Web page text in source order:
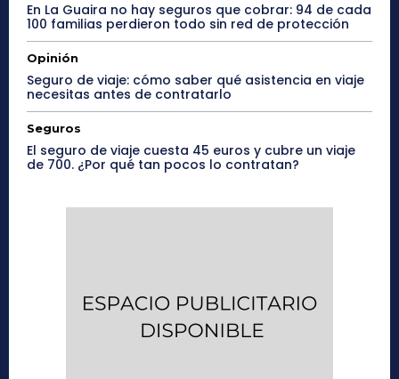
En La Guaira no hay seguros que cobrar: 94 de cada
100 familias perdieron todo sin red de protección
Opinión
Seguro de viaje: cómo saber qué asistencia en viaje
necesitas antes de contratarlo
Seguros
El seguro de viaje cuesta 45 euros y cubre un viaje
de 700. ¿Por qué tan pocos lo contratan?